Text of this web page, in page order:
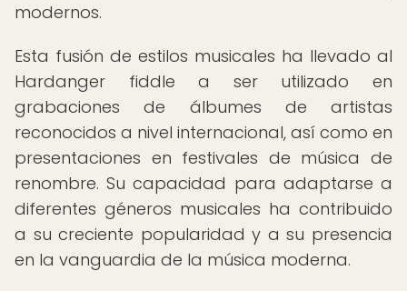
modernos.
Esta fusión de estilos musicales ha llevado al
Hardanger fiddle a ser utilizado en
grabaciones de álbumes de artistas
reconocidos a nivel internacional, así como en
presentaciones en festivales de música de
renombre. Su capacidad para adaptarse a
diferentes géneros musicales ha contribuido
a su creciente popularidad y a su presencia
en la vanguardia de la música moderna.